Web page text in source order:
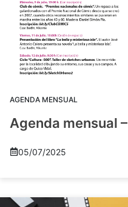
AGENDA MENSUAL
Agenda mensual
05/07/2025